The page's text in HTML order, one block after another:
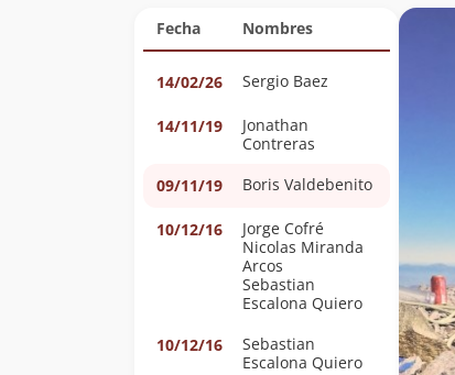
Fecha Nombres
14/02/26 Sergio Baez
14/11/19
Jonathan
Contreras
09/11/19
Boris Valdebenito
10/12/16
Jorge Cofré
Nicolas Miranda
Arcos
Sebastian
Escalona Quiero
10/12/16
Sebastian
Escalona Quiero